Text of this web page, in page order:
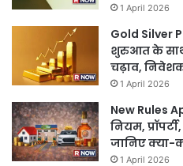
1 April 2026
Gold Silver
शुरुआत के साथ
चढ़ाव,
1 April 2026
New Rules
नियम,
जानिए क्या-
1 April 2026